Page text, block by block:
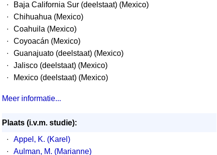
·
Baja California Sur (deelstaat) (Mexico)
·
Chihuahua (Mexico)
·
Coahuila (Mexico)
·
Coyoacán (Mexico)
·
Guanajuato (deelstaat) (Mexico)
·
Jalisco (deelstaat) (Mexico)
·
Mexico (deelstaat) (Mexico)
Meer informatie...
Plaats (i.v.m. studie):
·
Appel, K. (Karel)
·
Aulman, M. (Marianne)